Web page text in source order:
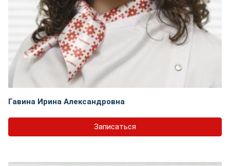
Гавина Ирина Александровна
Записаться